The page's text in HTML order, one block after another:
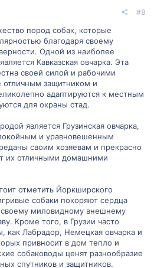
#8
пород собак, которые
благодаря своему
Одной из наиболее
Кавказская овчарка. Эта
своей силой и рабочими
отличным защитником и
адаптируются к местным
для охраны стад.
является Грузинская овчарка,
и уравновешенным
своим хозяевам и прекрасно
их отличными домашними
отметить Йоркширского
собаки покоряют сердца
своему миловидному внешнему
Кроме того, в Грузии часто
как Лабрадор, Немецкая овчарка и
привносит в дом тепло и
собаководы ценят разнообразие
спутников и защитников.